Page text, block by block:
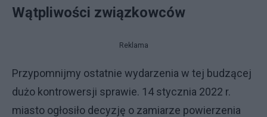
Wątpliwości związkowców
Reklama
Przypomnijmy ostatnie wydarzenia w tej budzącej
dużo kontrowersji sprawie. 14 stycznia 2022 r.
miasto ogłosiło decyzję o zamiarze powierzenia